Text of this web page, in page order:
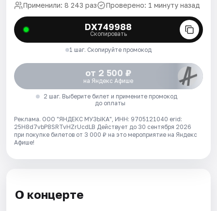
Применили: 8 243 раз Проверено: 1 минуту назад
DX749988
Скопировать
1 шаг. Скопируйте промокод
от 2 500 ₽
на Яндекс Афише
2 шаг. Выберите билет и примените промокод
до оплаты
Реклама. ООО "ЯНДЕКС МУЗЫКА", ИНН: 9705121040 erid:
25H8d7vbP8SRTvHZrUcdLB Действует до 30 сентября 2026
при покупке билетов от 3 000 ₽ на это мероприятие на Яндекс
Афише!
О концерте